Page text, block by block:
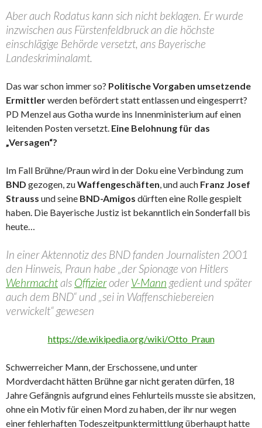
Aber auch Rodatus kann sich nicht beklagen. Er wurde
inzwischen aus Fürstenfeldbruck an die höchste
einschlägige Behörde versetzt, ans Bayerische
Landeskriminalamt.
Das war schon immer so? Politische Vorgaben umsetzende
Ermittlerwerden befördert statt entlassen und eingesperrt?
PD Menzel aus Gotha wurde ins Innenministerium auf einen
leitenden Posten versetzt. Eine Belohnung für das
„Versagen“?
Im Fall Brühne/Praun wird in der Doku eine Verbindung zum
BND gezogen, zuWaffengeschäften, und auch Franz Josef
Strauss und seine BND-Amigos dürften eine Rolle gespielt
haben. Die Bayerische Justiz ist bekanntlich ein Sonderfall bis
heute…
In einer Aktennotiz des BND fanden Journalisten 2001
den Hinweis, Praun habe „der Spionage von Hitlers
Wehrmachtals OffizieroderV-Mann gedient und später
auch dem BND“ und „sei in Waffenschiebereien
verwickelt“ gewesen
https://de.wikipedia.org/wiki/Otto_Praun
Schwerreicher Mann, der Erschossene, und unter
Mordverdacht hätten Brühne gar nicht geraten dürfen, 18
Jahre Gefängnis aufgrund eines Fehlurteils musste sie absitzen,
ohne ein Motiv für einen Mord zu haben, der ihr nur wegen
einer fehlerhaften Todeszeitpunktermittlung überhaupt hatte